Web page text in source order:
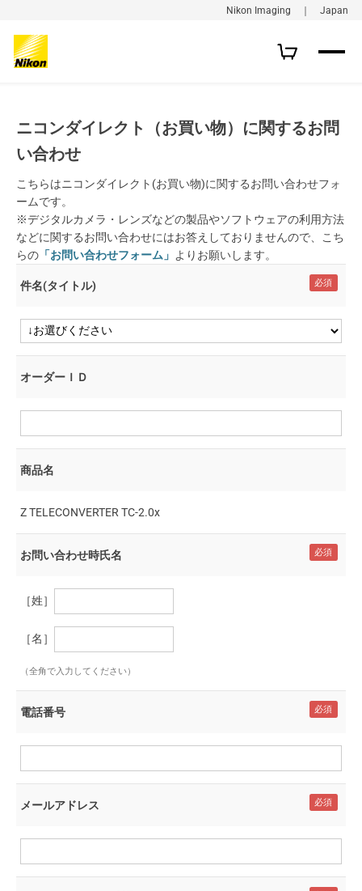
Nikon Imaging ｜ Japan
ニコンダイレクト（お買い物）に関するお問
い合わせ
こちらはニコンダイレクト(お買い物)に関するお問い合わせフォ
ームです。
※デジタルカメラ・レンズなどの製品やソフトウェアの利用方法
などに関するお問い合わせにはお答えしておりませんので、こち
らの 「お問い合わせフォーム」 よりお願いします。
件名(タイトル)
オーダーＩＤ
商品名
Z TELECONVERTER TC-2.0x
お問い合わせ時氏名
［姓］
［名］
（全角で入力してください）
電話番号
メールアドレス